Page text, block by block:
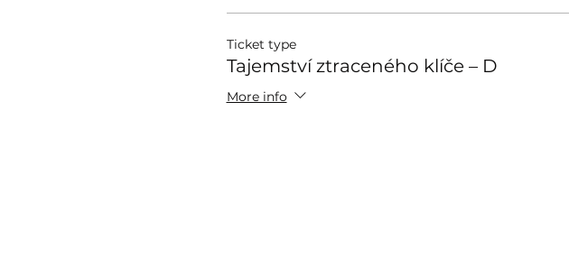
Ticket type
Tajemství ztraceného klíče – D
More info